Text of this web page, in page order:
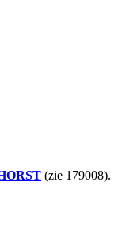
(zie 179008).